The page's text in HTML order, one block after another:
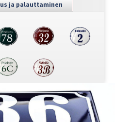
ja palauttaminen